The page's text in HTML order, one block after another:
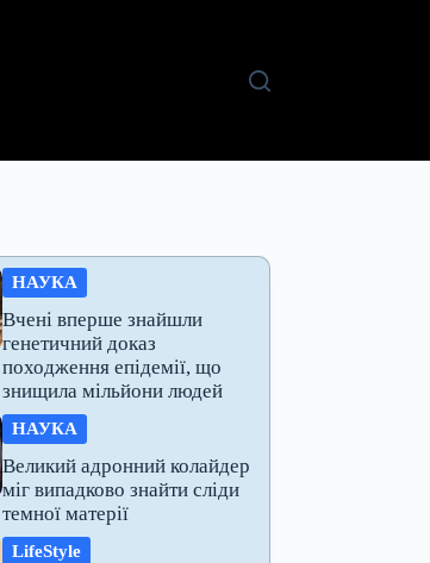
НАУКА
Вчені вперше знайшли
генетичний доказ
походження епідемії, що
знищила мільйони людей
НАУКА
Великий адронний колайдер
міг випадково знайти сліди
темної матерії
LifeStyle